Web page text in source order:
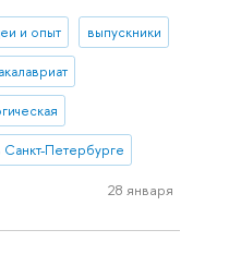
и опыт выпускники
Петербурге
28 января